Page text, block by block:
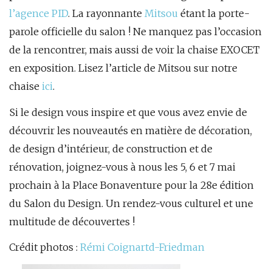
l’agence PID. La rayonnante Mitsou étant la porte-
parole officielle du salon ! Ne manquez pas l’occasion
de la rencontrer, mais aussi de voir la chaise EXOCET
en exposition. Lisez l’article de Mitsou sur notre
chaise ici.
Si le design vous inspire et que vous avez envie de
découvrir les nouveautés en matière de décoration,
de design d’intérieur, de construction et de
rénovation, joignez-vous à nous les 5, 6 et 7 mai
prochain à la Place Bonaventure pour la 28e édition
du Salon du Design. Un rendez-vous culturel et une
multitude de découvertes !
Crédit photos : Rémi Coignartd-Friedman